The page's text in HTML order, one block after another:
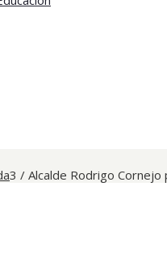
3 / Alcalde Rodrigo Cornejo